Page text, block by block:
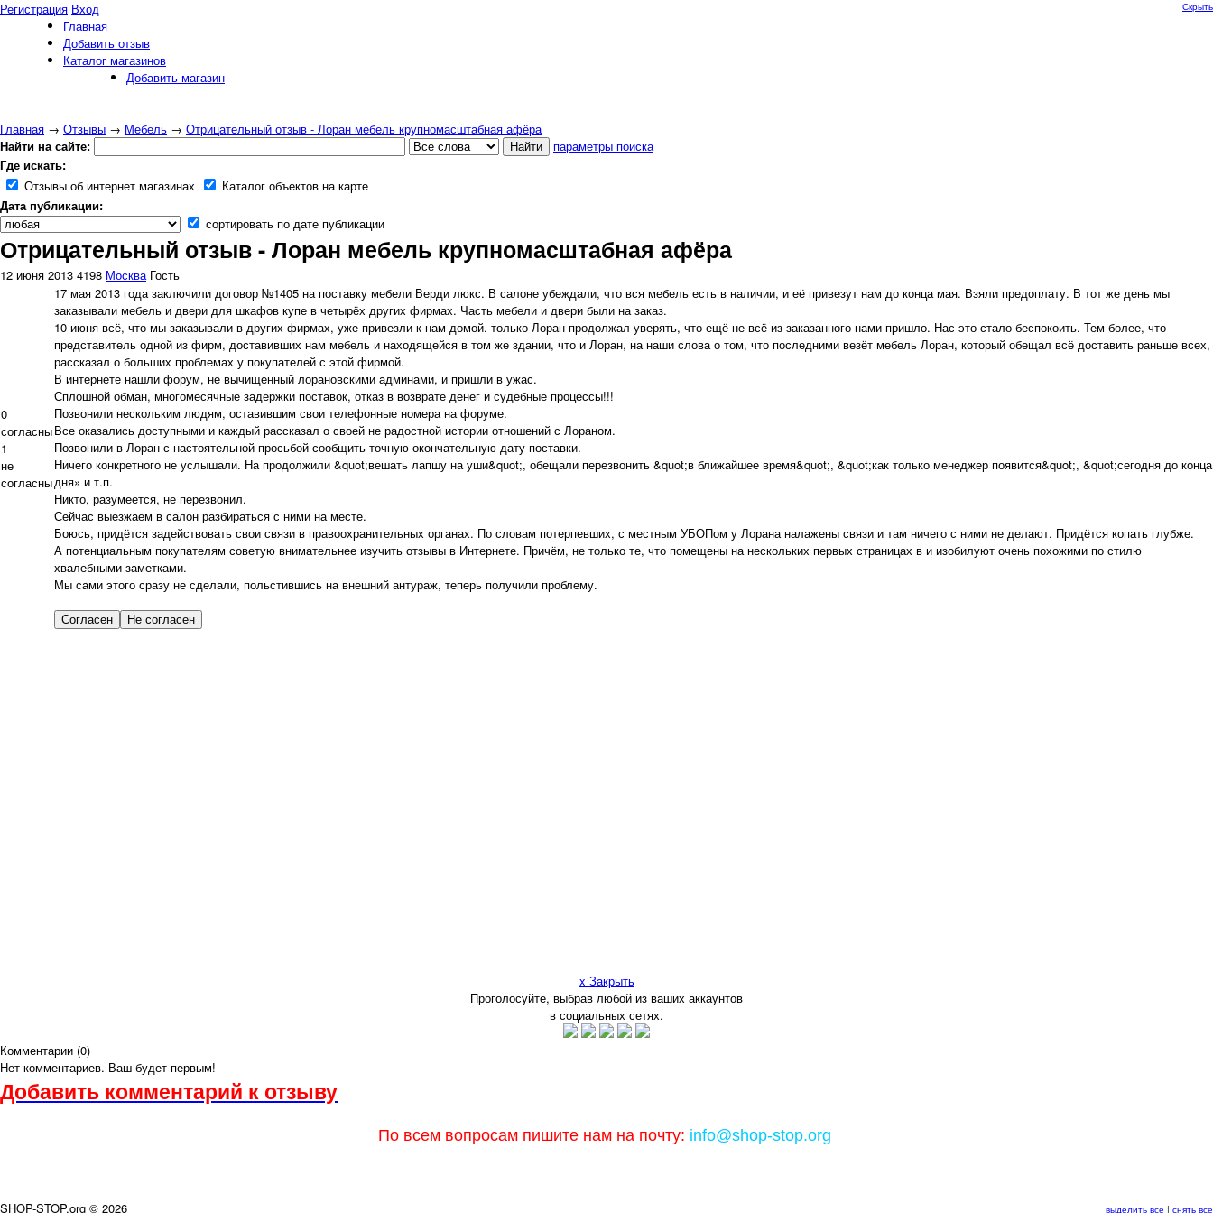
Регистрация Вход
Главная
Добавить отзыв
Каталог магазинов
Добавить магазин
Главная → Отзывы → Мебель → Отрицательный отзыв - Лоран мебель крупномасштабная афёра
Найти на сайте:
параметры поиска
Где искать:
Отзывы об интернет магазинах
Каталог объектов на карте
Дата публикации:
сортировать по дате публикации
Скрыть
выделить все | снять все
Отрицательный отзыв - Лоран мебель крупномасштабная афёра
12 июня 2013 4198 Москва Гость
0
согласны
1
не
согласны
17 мая 2013 года заключили договор №1405 на поставку мебели Верди люкс. В салоне убеждали, что вся мебель есть в наличии, и её привезут нам до конца мая. Взяли предоплату. В тот же день мы
заказывали мебель и двери для шкафов купе в четырёх других фирмах. Часть мебели и двери были на заказ.
10 июня всё, что мы заказывали в других фирмах, уже привезли к нам домой. только Лоран продолжал уверять, что ещё не всё из заказанного нами пришло. Нас это стало беспокоить. Тем более, что
представитель одной из фирм, доставивших нам мебель и находящейся в том же здании, что и Лоран, на наши слова о том, что последними везёт мебель Лоран, который обещал всё доставить раньше всех,
рассказал о больших проблемах у покупателей с этой фирмой.
В интернете нашли форум, не вычищенный лорановскими админами, и пришли в ужас.
Сплошной обман, многомесячные задержки поставок, отказ в возврате денег и судебные процессы!!!
Позвонили нескольким людям, оставившим свои телефонные номера на форуме.
Все оказались доступными и каждый рассказал о своей не радостной истории отношений с Лораном.
Позвонили в Лоран с настоятельной просьбой сообщить точную окончательную дату поставки.
Ничего конкретного не услышали. На продолжили &quot;вешать лапшу на уши&quot;, обещали перезвонить &quot;в ближайшее время&quot;, &quot;как только менеджер появится&quot;, &quot;сегодня до конца
дня» и т.п.
Никто, разумеется, не перезвонил.
Сейчас выезжаем в салон разбираться с ними на месте.
Боюсь, придётся задействовать свои связи в правоохранительных органах. По словам потерпевших, с местным УБОПом у Лорана налажены связи и там ничего с ними не делают. Придётся копать глубже.
А потенциальным покупателям советую внимательнее изучить отзывы в Интернете. Причём, не только те, что помещены на нескольких первых страницах в и изобилуют очень похожими по стилю
хвалебными заметками.
Мы сами этого сразу не сделали, польстившись на внешний антураж, теперь получили проблему.
x Закрыть
Проголосуйте, выбрав любой из ваших аккаунтов
в социальных сетях.
Комментарии (0)
Нет комментариев. Ваш будет первым!
Добавить комментарий к отзыву
По всем вопросам пишите нам на почту: info@shop-stop.org
SHOP-STOP.org © 2026